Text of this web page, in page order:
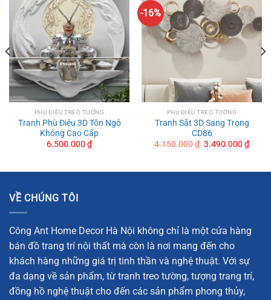
PHÙ ĐIÊU TREO TƯỜNG
Tranh Phù Điêu 3D Tôn Ngộ
Không Cao Cấp
6.500.000 ₫
-16%
PHÙ ĐIÊU TREO TƯỜNG
Tranh Sắt 3D Sang Trọng
CD86
4.150.000₫ Original
3.490.000₫
price
VỀ CHÚNG TÔI
Công Ant Home Decor Hà Nội không chỉ là một cửa hàng
bán đồ trang trí nội thất mà còn là nơi mang đến cho
khách hàng những giá trị tinh thần và nghệ thuật. Với sự
đa dạng về sản phẩm, từ tranh treo tường, tượng trang trí,
đồng hồ nghệ thuật cho đến các sản phẩm phong thủy,